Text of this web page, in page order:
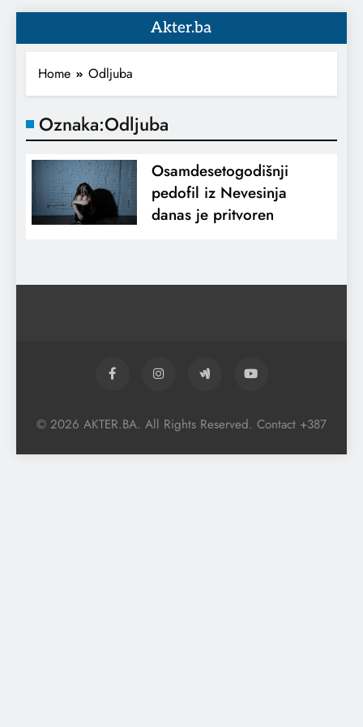
Akter.ba
Home Odljuba
Oznaka:Odljuba
Osamdesetogodišnji
pedofil iz Nevesinja
danas je pritvoren
© 2026 AKTER.BA. All Rights Reserved. Contact +387